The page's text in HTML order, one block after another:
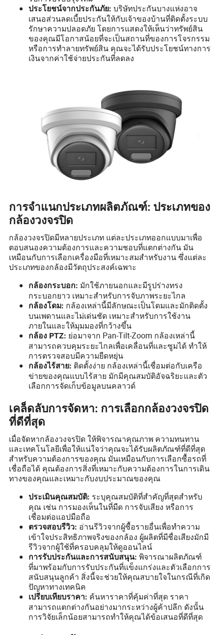
ประโยชน์จากประกันภัย: บริษัทประกันบางแห่งอาจ
เสนอส่วนลดเบี้ยประกันให้กับเจ้าของบ้านที่ติดตั้งระบบ
รักษาความปลอดภัย โดยการแสดงให้เห็นว่าทรัพย์สิน
ของคุณมีโอกาสน้อยที่จะเป็นสถานที่ของการโจรกรรม
หรือการทำลายทรัพย์สิน คุณจะได้รับประโยชน์ทางการ
เงินจากค่าใช้จ่ายประกันที่ลดลง
การจำแนกประเภทผลิตภัณฑ์: ประเภทของ
กล้องวงจรปิด
กล้องวงจรปิดมีหลายประเภท แต่ละประเภทออกแบบมาเพื่อ
ตอบสนองความต้องการและความชอบที่แตกต่างกัน มัน
เหมือนกับการเลือกเครื่องมือที่เหมาะสมสำหรับงาน ซึ่งแต่ละ
ประเภทของกล้องมีวัตถุประสงค์เฉพาะ
กล้องกระบอก: มักใช้ภายนอกและมีรูปร่างทรง
กระบอกยาว เหมาะสำหรับการจับภาพระยะไกล
กล้องโดม: กล้องเหล่านี้มีลักษณะเป็นโดมและมักติดตั้ง
บนเพดานและไม่เด่นชัด เหมาะสำหรับการใช้งาน
ภายในและให้มุมมองที่กว้างขึ้น
กล้อง PTZ: ย่อมาจาก Pan-Tilt-Zoom กล้องเหล่านี้
สามารถควบคุมระยะไกลเพื่อเคลื่อนที่และซูมได้ ทำให้
การตรวจสอบมีความยืดหยุ่น
กล้องไร้สาย: ติดตั้งง่าย กล้องเหล่านี้เชื่อมต่อกับเครือ
ข่ายของคุณแบบไร้สาย มักมีคุณสมบัติอัจฉริยะและตัว
เลือกการจัดเก็บข้อมูลบนคลาวด์
เคล็ดลับการจัดหา: การเลือกกล้องวงจรปิด
ที่ดีที่สุด
เมื่อจัดหากล้องวงจรปิด ให้พิจารณาคุณภาพ ความทนทาน
และเทคโนโลยีเพื่อให้แน่ใจว่าคุณจะได้รับผลิตภัณฑ์ที่ดีที่สุด
สำหรับความต้องการของคุณ มันเหมือนกับการเลือกซื้อรถที่
เชื่อถือได้ คุณต้องการสิ่งที่เหมาะกับความต้องการในการเดิน
ทางของคุณและเหมาะกับงบประมาณของคุณ
ประเมินคุณสมบัติ: ระบุคุณสมบัติที่สำคัญที่สุดสำหรับ
คุณ เช่น การมองเห็นในที่มืด การจับเสียง หรือการ
เชื่อมต่อแอปมือถือ
ตรวจสอบรีวิว: อ่านรีวิวจากผู้ซื้อรายอื่นเพื่อทำความ
เข้าใจประสิทธิภาพจริงของกล้อง ผู้ผลิตที่มีชื่อเสียงมักมี
รีวิวจากผู้ใช้ที่ครอบคลุมให้ดูออนไลน์
การรับประกันและการสนับสนุน: พิจารณาผลิตภัณฑ์
ที่มาพร้อมกับการรับประกันที่แข็งแกร่งและตัวเลือกการ
สนับสนุนลูกค้า สิ่งนี้จะช่วยให้คุณสบายใจในกรณีที่เกิด
ปัญหาทางเทคนิค
เปรียบเทียบราคา: ค้นหาราคาที่คุ้มค่าที่สุด ราคา
สามารถแตกต่างกันอย่างมากระหว่างผู้ค้าปลีก ดังนั้น
การวิจัยเล็กน้อยสามารถทำให้คุณได้ข้อเสนอที่ดีที่สุด